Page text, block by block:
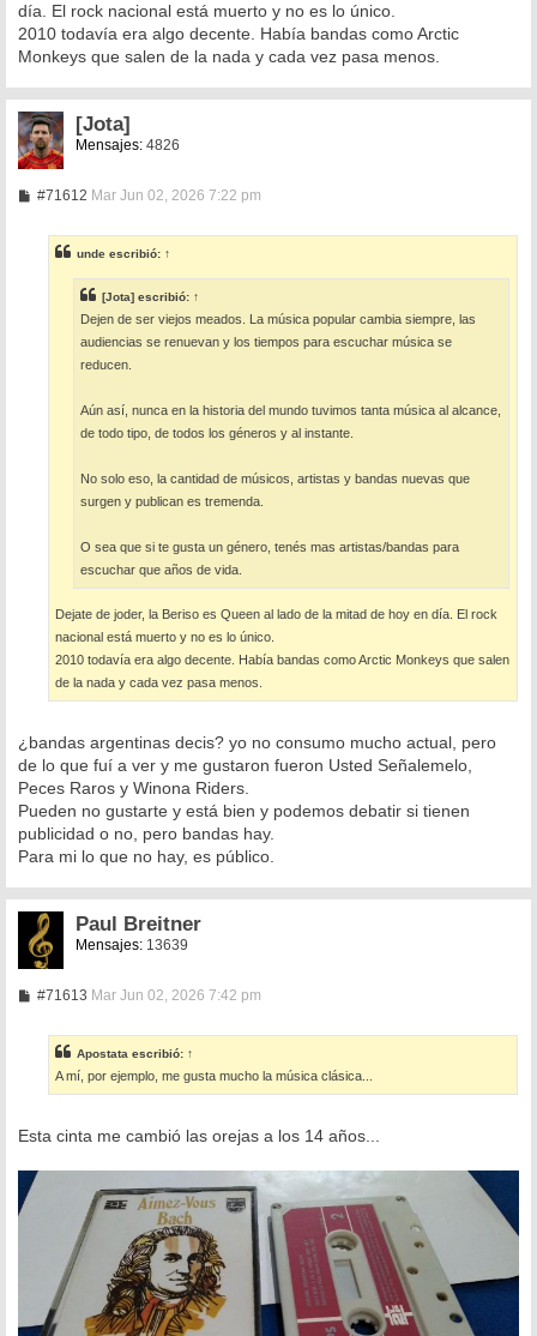
día. El rock nacional está muerto y no es lo único.
2010 todavía era algo decente. Había bandas como Arctic
Monkeys que salen de la nada y cada vez pasa menos.
[Jota]
Mensajes:4826
#71612M
a
j
e
Mar Jun 02, 2026 7:22 pm
unde escribió: ↑
[Jota] escribió: ↑
Dejen de ser viejos meados. La música popular cambia siempre, las
audiencias se renuevan y los tiempos para escuchar música se
reducen.
Aún así, nunca en la historia del mundo tuvimos tanta música al alcance,
de todo tipo, de todos los géneros y al instante.
No solo eso, la cantidad de músicos, artistas y bandas nuevas que
surgen y publican es tremenda.
O sea que si te gusta un género, tenés mas artistas/bandas para
escuchar que años de vida.
Dejate de joder, la Beriso es Queen al lado de la mitad de hoy en día. El rock
nacional está muerto y no es lo único.
2010 todavía era algo decente. Había bandas como Arctic Monkeys que salen
de la nada y cada vez pasa menos.
¿bandas argentinas decis? yo no consumo mucho actual, pero
de lo que fuí a ver y me gustaron fueron Usted Señalemelo,
Peces Raros y Winona Riders.
Pueden no gustarte y está bien y podemos debatir si tienen
publicidad o no, pero bandas hay.
Para mi lo que no hay, es público.
Paul Breitner
Mensajes:13639
#71613M
a
j
e
Mar Jun 02, 2026 7:42 pm
Apostata escribió: ↑
A mí, por ejemplo, me gusta mucho la música clásica...
Esta cinta me cambió las orejas a los 14 años...